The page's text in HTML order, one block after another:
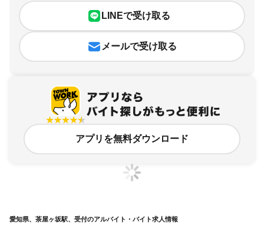
LINEで受け取る
メールで受け取る
アプリを無料ダウンロード
愛知県、茶屋ヶ坂駅、受付のアルバイト・バイト求人情報